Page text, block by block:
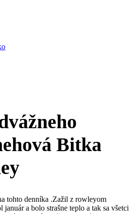
Bitka
tohto denníka .Zažil z rowleyom
a bolo strašne teplo a tak sa všetci